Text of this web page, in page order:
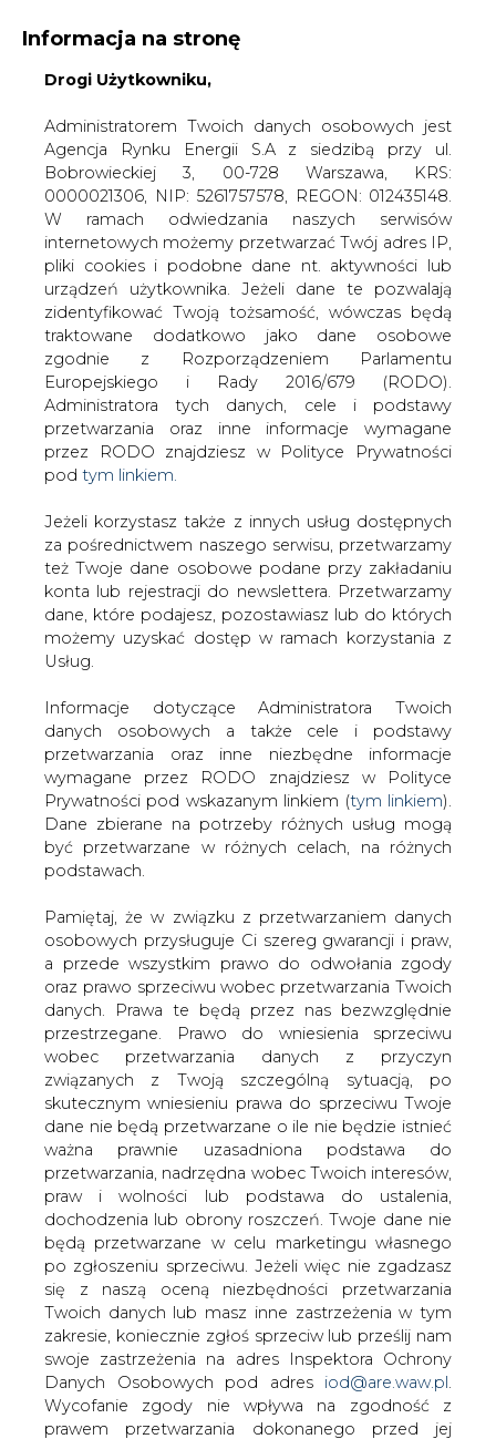
KONTAKT:
WYDAWCA PORTALU:
WYSOKI KONTRAST A A
ZALOGUJ SIĘ
WŁĄCZ CIRE.TV
Informacja na stronę
Drogi Użytkowniku,
Administratorem Twoich danych osobowych jest
Agencja Rynku Energii S.A z siedzibą przy ul.
Bobrowieckiej 3, 00-728 Warszawa, KRS:
0000021306, NIP: 5261757578, REGON: 012435148.
W ramach odwiedzania naszych serwisów
internetowych możemy przetwarzać Twój adres IP,
pliki cookies i podobne dane nt. aktywności lub
urządzeń użytkownika. Jeżeli dane te pozwalają
zidentyfikować Twoją tożsamość, wówczas będą
traktowane dodatkowo jako dane osobowe
zgodnie z Rozporządzeniem Parlamentu
Europejskiego i Rady 2016/679 (RODO).
Administratora tych danych, cele i podstawy
przetwarzania oraz inne informacje wymagane
przez RODO znajdziesz w Polityce Prywatności
pod tym linkiem.
Jeżeli korzystasz także z innych usług dostępnych
za pośrednictwem naszego serwisu, przetwarzamy
też Twoje dane osobowe podane przy zakładaniu
konta lub rejestracji do newslettera. Przetwarzamy
dane, które podajesz, pozostawiasz lub do których
możemy uzyskać dostęp w ramach korzystania z
Usług.
Informacje dotyczące Administratora Twoich
danych osobowych a także cele i podstawy
przetwarzania oraz inne niezbędne informacje
wymagane przez RODO znajdziesz w Polityce
Prywatności pod wskazanym linkiem (tym linkiem).
Dane zbierane na potrzeby różnych usług mogą
być przetwarzane w różnych celach, na różnych
podstawach.
Pamiętaj, że w związku z przetwarzaniem danych
osobowych przysługuje Ci szereg gwarancji i praw,
a przede wszystkim prawo do odwołania zgody
oraz prawo sprzeciwu wobec przetwarzania Twoich
danych. Prawa te będą przez nas bezwzględnie
przestrzegane. Prawo do wniesienia sprzeciwu
wobec przetwarzania danych z przyczyn
związanych z Twoją szczególną sytuacją, po
skutecznym wniesieniu prawa do sprzeciwu Twoje
dane nie będą przetwarzane o ile nie będzie istnieć
ważna prawnie uzasadniona podstawa do
przetwarzania, nadrzędna wobec Twoich interesów,
praw i wolności lub podstawa do ustalenia,
dochodzenia lub obrony roszczeń. Twoje dane nie
będą przetwarzane w celu marketingu własnego
po zgłoszeniu sprzeciwu. Jeżeli więc nie zgadzasz
się z naszą oceną niezbędności przetwarzania
Twoich danych lub masz inne zastrzeżenia w tym
zakresie, koniecznie zgłoś sprzeciw lub prześlij nam
swoje zastrzeżenia na adres Inspektora Ochrony
Danych Osobowych pod adres iod@are.waw.pl
Wycofanie zgody nie wpływa na zgodność z
prawem przetwarzania dokonanego przed jej
Strona główna
SERWIS INFORMACYJNY CIRE
/ Elektrim: wniosek o przestępstwie
2001-07-10 00:00
skomentuj
udostępnij:
Elektrim: wniosek o przestępstwie
Elektrim złożył zawiadomienie do
Komisji Papierów Wartościowych i Giełd
o podejrzeniu popełnienia przestępstwa
w związku z przeciekami do prasy
dotyczącymi przebiegu obrad rady
nadzorczej oraz wyboru partnera.
- W związku z pojawiającymi się w ostatnim czasie nie
autoryzowanymi informacjami na temat prac rady
nadzorczej i zarządu Elektrimu, 6 lipca zostało złożone w
Komisji Papierów Wartościowych i Giełd zawiadomienie
o podejrzeniu popełnienia przestępstwa przez
ujawnienie informacji poufnych - czytamy we
wczorajszym komunikacie spółki.
Wniosek dotyczy też ujawnienia informacji poufnej
dotyczącej wyboru partnera Elektrimu w prowadzeniu
działalności telekomunikacyjnej oraz warunków
współpracy z nim.